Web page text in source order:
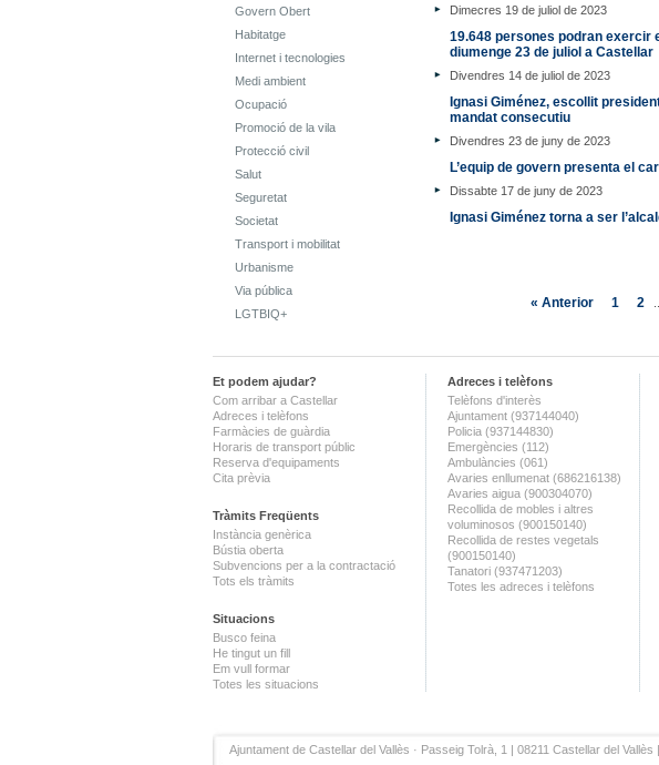
Govern Obert
Habitatge
Internet i tecnologies
Medi ambient
Ocupació
Promoció de la vila
Protecció civil
Salut
Seguretat
Societat
Transport i mobilitat
Urbanisme
Via pública
LGTBIQ+
Dimecres 19 de juliol de 2023
19.648 persones podran exercir
diumenge 23 de juliol a Castellar
Divendres 14 de juliol de 2023
Ignasi Giménez, escollit
mandat consecutiu
Divendres 23 de juny de 2023
L’equip de govern presenta el
Dissabte 17 de juny de 2023
Ignasi Giménez torna a ser
« Anterior 1 2
Et podem ajudar?
Com arribar a Castellar
Adreces i telèfons
Farmàcies de guàrdia
Horaris de transport públic
Reserva d'equipaments
Cita prèvia
Tràmits Freqüents
Instància genèrica
Bústia oberta
Subvencions per a la contractació
Tots els tràmits
Situacions
Busco feina
He tingut un fill
Em vull formar
Totes les situacions
Adreces i telèfons
Telèfons d'interès
Ajuntament (937144040)
Policia (937144830)
Emergències (112)
Ambulàncies (061)
Avaries enllumenat (686216138)
Avaries aigua (900304070)
Recollida de mobles i altres
voluminosos (900150140)
Recollida de restes vegetals
(900150140)
Tanatori (937471203)
Totes les adreces i telèfons
Ajuntament de Castellar del Vallès · Passeig Tolrà, 1 | 08211 Castellar del Vallès